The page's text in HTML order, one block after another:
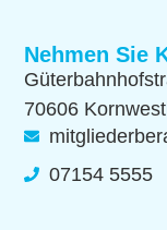
Nehmen Sie
70606
07154 5555